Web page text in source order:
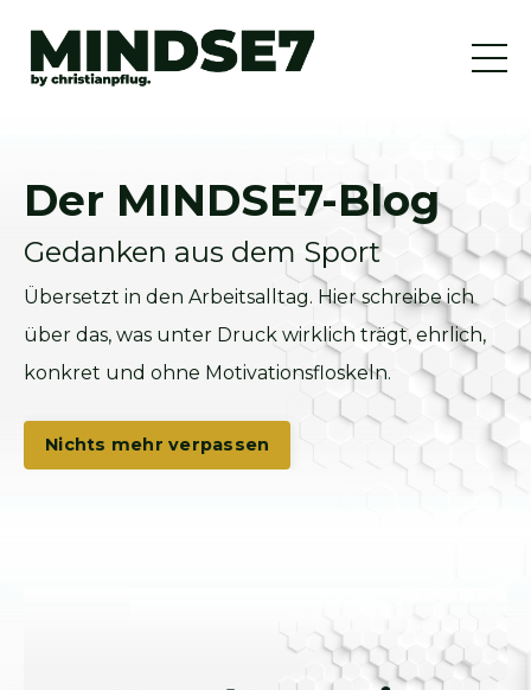
Der MINDSE7-Blog
Gedanken aus dem Sport
Übersetzt in den Arbeitsalltag. Hier schreibe ich
über das, was unter Druck wirklich trägt, ehrlich,
konkret und ohne Motivationsfloskeln.
Nichts mehr verpassen